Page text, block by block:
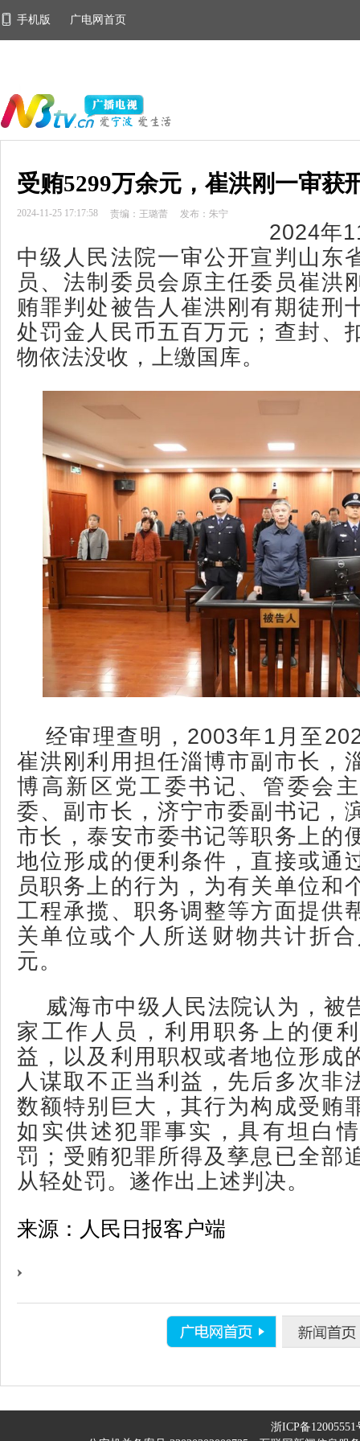
手机版 广电网首页
受贿5299万余元，崔洪刚一审获
2024-11-25 17:17:58 责编：王璐蕾 发布：朱宁
2024年
中级人民法院一审公开宣判山东
员、法制委员会原主任委员崔洪
贿罪判处被告人崔洪刚有期徒刑
处罚金人民币五百万元；查封、
物依法没收，上缴国库。
经审理查明，2003年1月至
崔洪刚利用担任淄博市副市长，
博高新区党工委书记、管委会
委、副市长，济宁市委副书记，
市长，泰安市委书记等职务上的
地位形成的便利条件，直接或通
员职务上的行为，为有关单位和
工程承揽、职务调整等方面提供
关单位或个人所送财物共计折
元。
威海市中级人民法院认为，被
家工作人员，利用职务上的便
益，以及利用职权或者地位形成
人谋取不正当利益，先后多次非
数额特别巨大，其行为构成受贿
如实供述犯罪事实，具有坦白
罚；受贿犯罪所得及孳息已全部
从轻处罚。遂作出上述判决。
来源：人民日报客户端
浙ICP备12005551